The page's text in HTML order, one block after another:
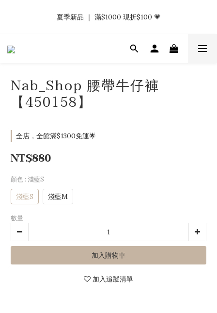
金.ᐟ.ᐟ
夏季新品 ｜ 滿$1000 現折$100 💗
𝗡𝗮𝗯_𝗚𝗶𝗿𝗹𝘀大量募集中｜於社群分享標記回傳 找小編領取購物
Nab_Shop 腰帶牛仔褲
【450158】
全店，全館滿$1300免運🌟
NT$880
顏色 : 淺藍S
淺藍S 淺藍M
數量
加入購物車
加入追蹤清單